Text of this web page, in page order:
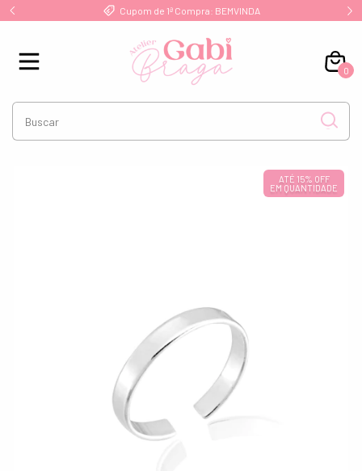
Cupom de 1ª Compra: BEMVINDA
0
ATÉ 15% OFF
EM QUANTIDADE